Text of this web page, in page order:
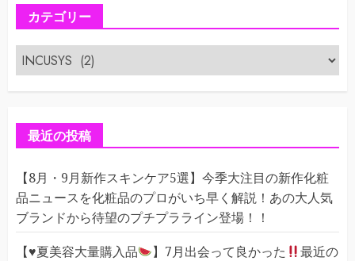
カテゴリー
カ
テ
ゴ
最近の投稿
【8月・9月新作スキンケア5選】今季大注目の新作化粧
品ニュースを化粧品のプロがいち早く解説！あの大人気
ブランドから待望のプチプラライン登場！！
【♥️夏美容大量購入品 】7月出会って良かった
最近の